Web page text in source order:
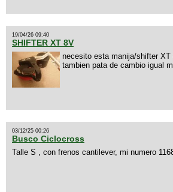
19/04/26 09:40
SHIFTER XT 8V
necesito esta manija/shifter
tambien pata de cambio igual
03/12/25 00:26
Busco Ciclocross
Talle S , con frenos cantilever, mi numero